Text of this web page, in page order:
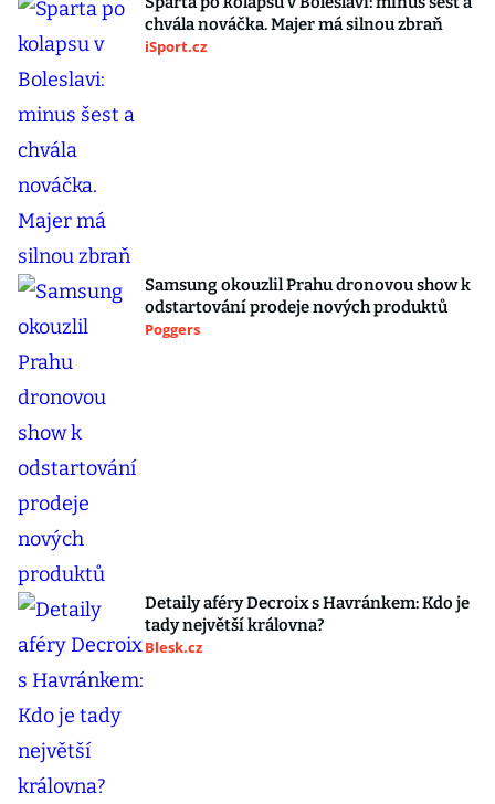
chvála nováčka. Majer má silnou zbraň
iSport.cz
Samsung okouzlil Prahu dronovou show k
odstartování prodeje nových produktů
Poggers
Detaily aféry Decroix s Havránkem: Kdo je
tady největší královna?
Blesk.cz